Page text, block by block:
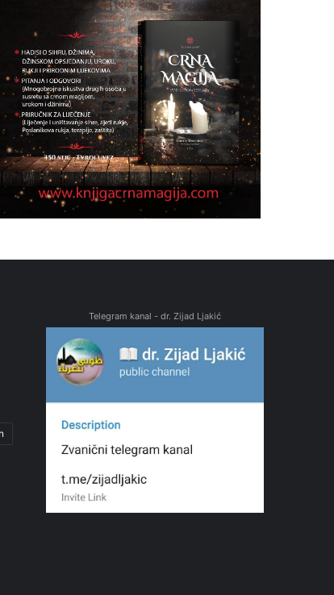
Telegram kanal - dr. Zijad Ljakić